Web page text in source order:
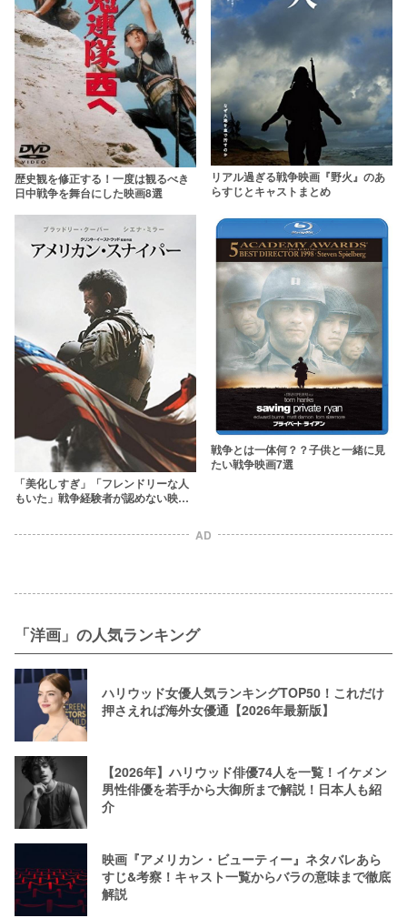
歴史観を修正する！一度は観るべき
日中戦争を舞台にした映画8選
リアル過ぎる戦争映画『野火』のあ
らすじとキャストまとめ
「美化しすぎ」「フレンドリーな人
もいた」戦争経験者が認めない映画4
戦争とは一体何？？子供と一緒に見
たい戦争映画7選
AD
「洋画」の人気ランキング
ハリウッド女優人気ランキングTOP50！これだけ
押さえれば海外女優通【2026年最新版】
【2026年】ハリウッド俳優74人を一覧！イケメン
男性俳優を若手から大御所まで解説！日本人も紹
介
映画『アメリカン・ビューティー』ネタバレあら
すじ&考察！キャスト一覧からバラの意味まで徹底
解説